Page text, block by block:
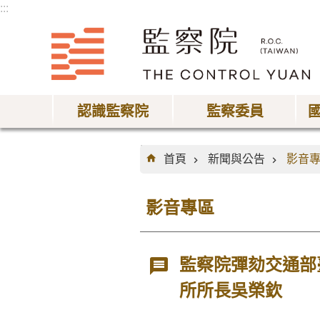
:::
認識監察院 監察委員
:::
首頁
新聞與公告 影音
影音專區
監察院彈劾交通
所所長吳榮欽